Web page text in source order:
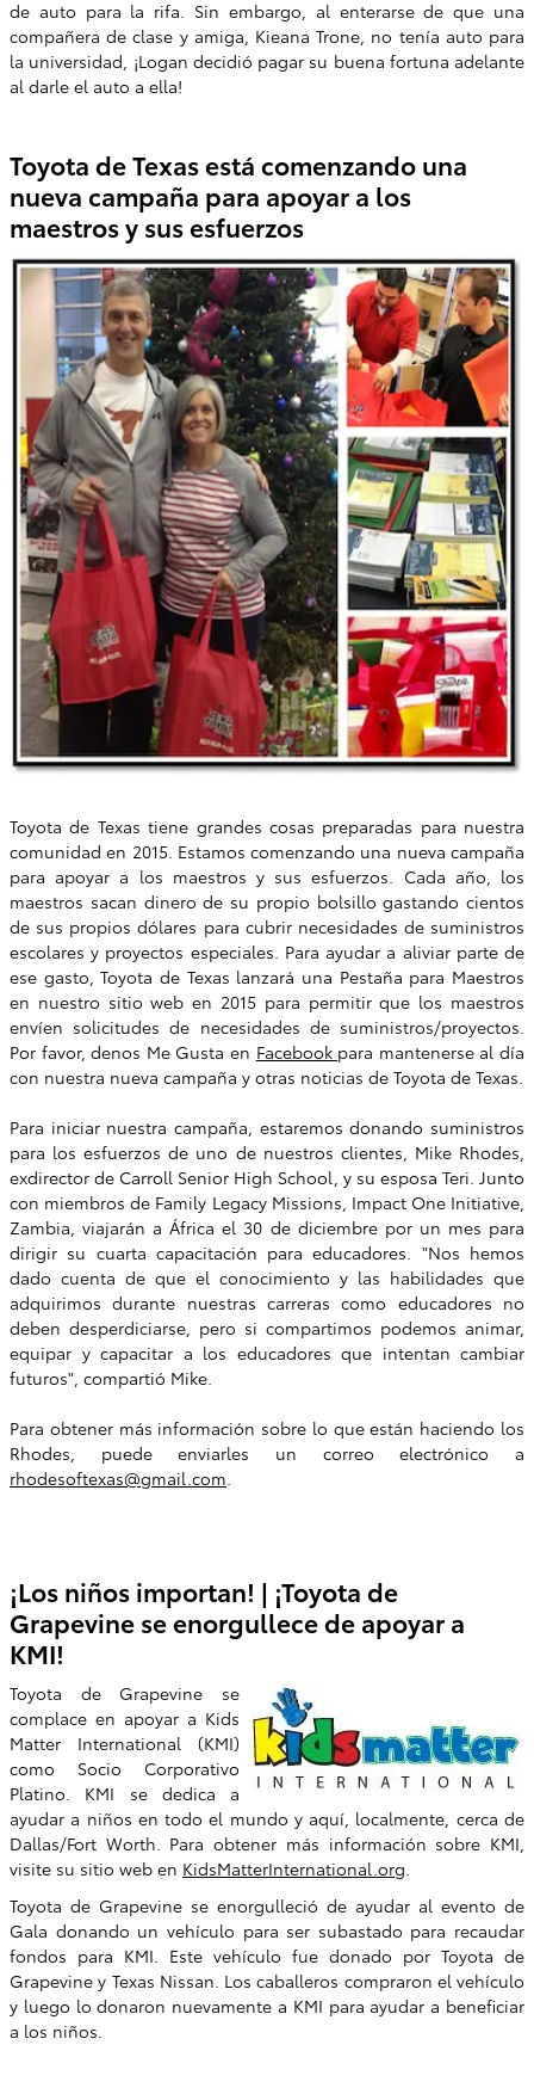
de auto para la rifa. Sin embargo, al enterarse de que una
compañera de clase y amiga, Kieana Trone, no tenía auto para
la universidad, ¡Logan decidió pagar su buena fortuna adelante
al darle el auto a ella!
Toyota de Texas está comenzando una
nueva campaña para apoyar a los
maestros y sus esfuerzos
Toyota de Texas tiene grandes cosas preparadas para nuestra
comunidad en 2015. Estamos comenzando una nueva campaña
para apoyar a los maestros y sus esfuerzos. Cada año, los
maestros sacan dinero de su propio bolsillo gastando cientos
de sus propios dólares para cubrir necesidades de suministros
escolares y proyectos especiales. Para ayudar a aliviar parte de
ese gasto, Toyota de Texas lanzará una Pestaña para Maestros
en nuestro sitio web en 2015 para permitir que los maestros
envíen solicitudes de necesidades de suministros/proyectos.
Por favor, denos Me Gusta en Facebook para mantenerse al día
con nuestra nueva campaña y otras noticias de Toyota de Texas.
Para iniciar nuestra campaña, estaremos donando suministros
para los esfuerzos de uno de nuestros clientes, Mike Rhodes,
exdirector de Carroll Senior High School, y su esposa Teri. Junto
con miembros de Family Legacy Missions, Impact One Initiative,
Zambia, viajarán a África el 30 de diciembrepor un mes para
dirigir su cuarta capacitación para educadores. "Nos hemos
dado cuenta de que el conocimiento y las habilidades que
adquirimos durante nuestras carreras como educadores no
deben desperdiciarse, pero si compartimos podemos animar,
equipar y capacitar a los educadores que intentan cambiar
futuros", compartió Mike.
Para obtener más información sobre lo que están haciendo los
Rhodes, puede enviarles un correo electrónico a
rhodesoftexas@gmail.com
¡Los niños importan! | ¡Toyota de
Grapevine se enorgullece de apoyar a
KMI!
Toyota de Grapevine se
complace en apoyar a Kids
Matter International (KMI)
como Socio Corporativo
Platino. KMI se dedica a
ayudar a niños en todo el mundo y aquí, localmente, cerca de
Dallas/Fort Worth. Para obtener más información sobre KMI,
visite su sitio web en KidsMatterInternational.org.
Toyota de Grapevine se enorgulleció de ayudar al evento de
Gala donando un vehículo para ser subastado para recaudar
fondos para KMI. Este vehículo fue donado por Toyota de
Grapevine y Texas Nissan. Los caballeros compraron el vehículo
y luego lo donaron nuevamente a KMI para ayudar a beneficiar
a los niños.